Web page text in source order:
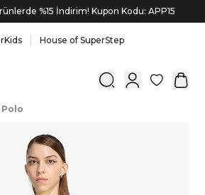
%15 İndirim! Kupon Kodu: APP15
House of SuperStep
0
Polo